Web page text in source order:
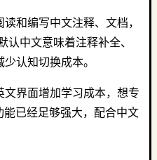
读和编写中文注释、文档，
认中文意味着注释补全、
认知切换成本。
文界面增加学习成本，想专
已经足够强大，配合中文